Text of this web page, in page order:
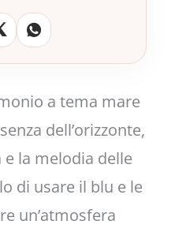
a tema mare
dell’orizzonte,
la melodia delle
di usare il blu e le
un’atmosfera